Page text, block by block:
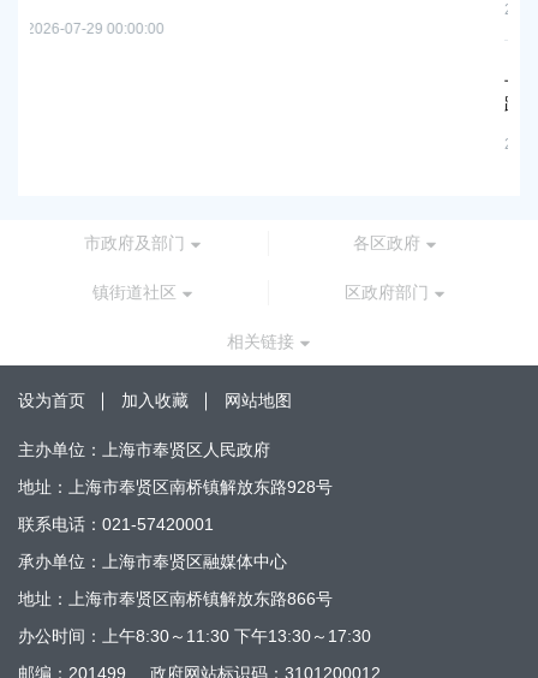
上海市奉贤区人民政府关
路）道路新建工程项目等3
市政府及部门 各区政府
镇街道社区 区政府部门
相关链接
设为首页 加入收藏 网站地图
主办单位：上海市奉贤区人民政府
地址：上海市奉贤区南桥镇解放东路928号
联系电话：021-57420001
承办单位：上海市奉贤区融媒体中心
地址：上海市奉贤区南桥镇解放东路866号
办公时间：上午8:30～11:30 下午13:30～17:30
邮编：201499
政府网站标识码：3101200012